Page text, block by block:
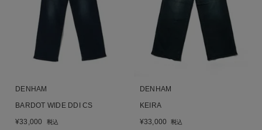
DENHAM
BARDOT WIDE DDI CS
¥33,000 税込
DENHAM
KEIRA
¥33,000 税込